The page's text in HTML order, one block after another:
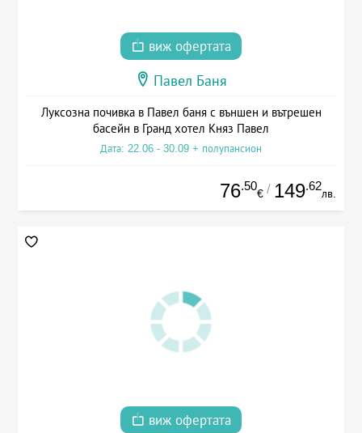
виж офертата
Павел Баня
Луксозна почивка в Павел баня с външен и вътрешен
басейн в Гранд хотел Княз Павел
Дата: 22.06 - 30.09 + полупансион
76.50
€ / 149.62
лв.
виж офертата